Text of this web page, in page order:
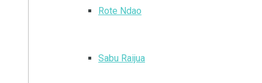
Rote Ndao
Sabu Raijua